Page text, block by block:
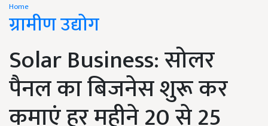
Home
ग्रामीण उद्योग
Solar Business: सोलर
पैनल का बिजनेस शुरू कर
कमाएं हर महीने 20 से 25